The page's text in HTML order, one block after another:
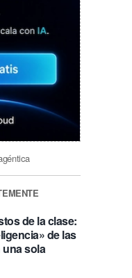
de la clase:
de las
una sola